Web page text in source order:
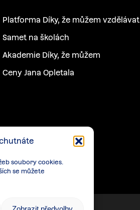
soubory cookies.
se můžete
Platforma Díky, že můžem vzdělávat
Samet na školách
Akademie Díky, že můžem
Ceny Jana Opletala